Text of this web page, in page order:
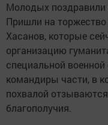
Молодых поздравили
Пришли на
Хасанов, которые
организацию
специальной
командиры части, в
похвалой
благополучия.